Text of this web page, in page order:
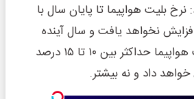
نرخ بلیت هواپیما تا پایان سال با
نخواهد یافت و سال آینده
افزایش قیمت سوخت هواپیما حداکثر بین ۱۰ تا ۱۵ درصد
داد و نه بیشتر.